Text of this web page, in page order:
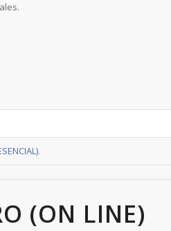
.
(ON LINE)